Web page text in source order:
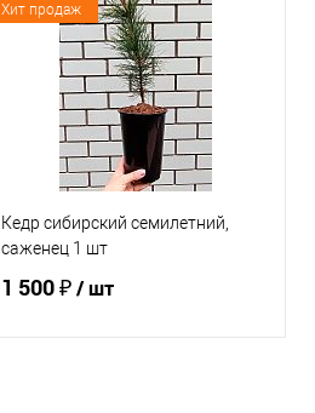
Хит продаж
Кедр сибирский семилетний,
саженец 1 шт
1 500 ₽/ шт